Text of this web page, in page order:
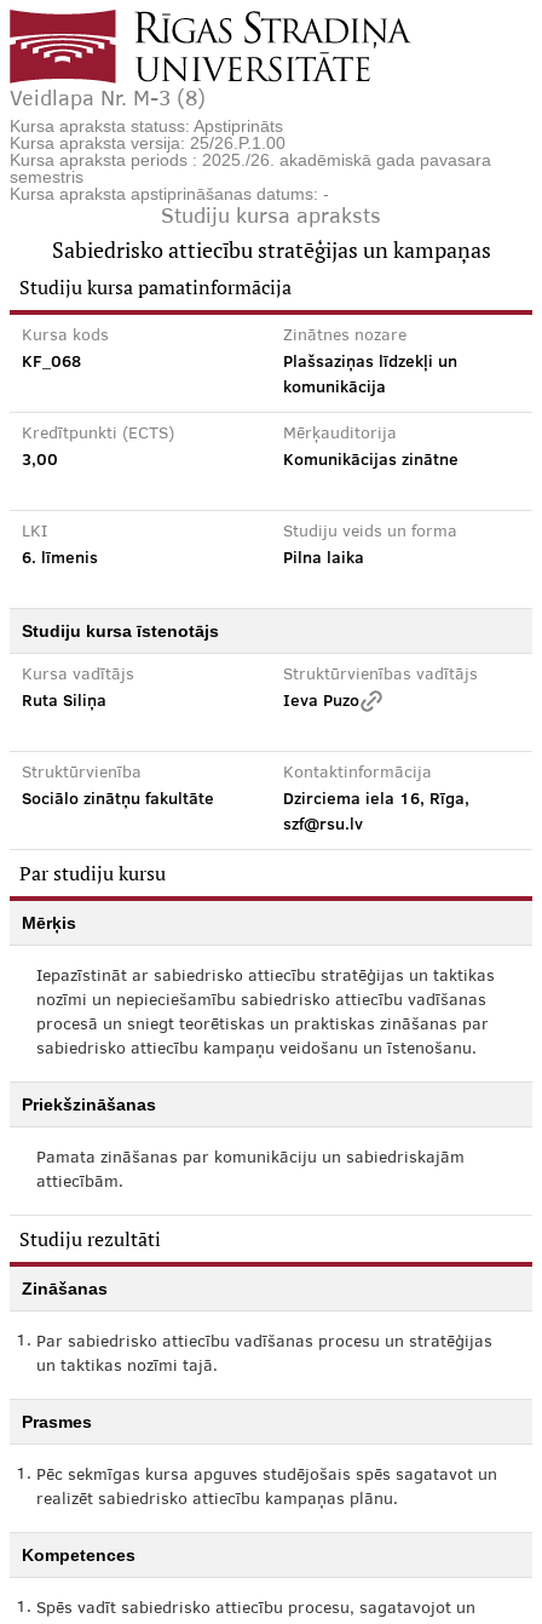
Veidlapa Nr. M-3 (8)
Kursa apraksta statuss: Apstiprināts
Kursa apraksta versija: 25/26.P.1.00
Kursa apraksta periods : 2025./26. akadēmiskā gada pavasara
semestris
Kursa apraksta apstiprināšanas datums: -
Studiju kursa apraksts
Sabiedrisko attiecību stratēģijas un kampaņas
Studiju kursa pamatinformācija
Kursa kods
KF_068
Zinātnes nozare
Plašsaziņas līdzekļi un
komunikācija
Kredītpunkti (ECTS)
3,00
Mērķauditorija
Komunikācijas zinātne
LKI
6. līmenis
Studiju veids un forma
Pilna laika
Studiju kursa īstenotājs
Kursa vadītājs
Ruta Siliņa
Struktūrvienības vadītājs
Ieva Puzo
Struktūrvienība
Sociālo zinātņu fakultāte
Kontaktinformācija
Dzirciema iela 16, Rīga,
szf@rsu.lv
Par studiju kursu
Mērķis
Iepazīstināt ar sabiedrisko attiecību stratēģijas un taktikas
nozīmi un nepieciešamību sabiedrisko attiecību vadīšanas
procesā un sniegt teorētiskas un praktiskas zināšanas par
sabiedrisko attiecību kampaņu veidošanu un īstenošanu.
Priekšzināšanas
Pamata zināšanas par komunikāciju un sabiedriskajām
attiecībām.
Studiju rezultāti
Zināšanas
1. Par sabiedrisko attiecību vadīšanas procesu un stratēģijas
un taktikas nozīmi tajā.
Prasmes
1. Pēc sekmīgas kursa apguves studējošais spēs sagatavot un
realizēt sabiedrisko attiecību kampaņas plānu.
Kompetences
1. Spēs vadīt sabiedrisko attiecību procesu, sagatavojot un